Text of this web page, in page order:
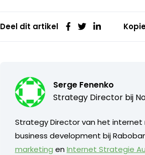
Deel dit artikel
Serge Fenenko
Strategy Director bij
Strategy Director van het internet
business development bij
marketing enInternet Strategie